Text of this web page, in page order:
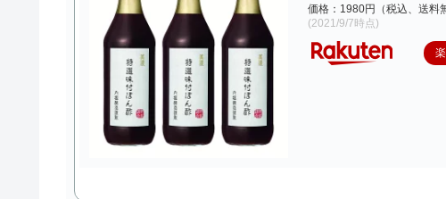
価格：1980円（税込、送料
(2021/9/7時点)